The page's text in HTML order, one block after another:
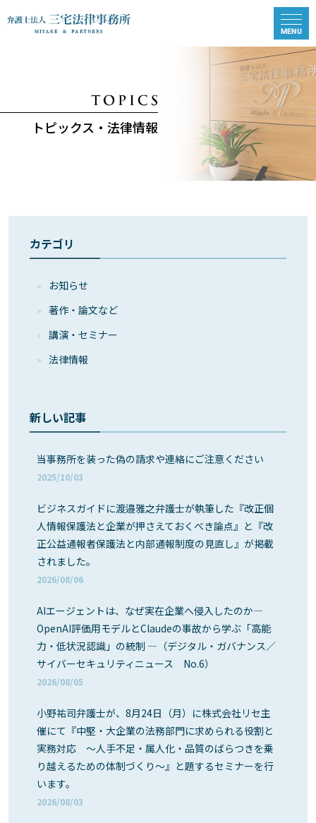
トピックス・法律情報
カテゴリ
お知らせ
著作・論⽂など
講演・セミナー
法律情報
新しい記事
当事務所を装った偽の請求や連絡にご注意ください
2025/10/03
ビジネスガイドに渡邉雅之弁護士が執筆した『改正個
人情報保護法と企業が押さえておくべき論点』と『改
正公益通報者保護法と内部通報制度の見直し』が掲載
されました。
2026/08/06
AIエージェントは、なぜ実在企業へ侵入したのか―
OpenAI評価用モデルとClaudeの事故から学ぶ「高能
力・低状況認識」の統制 ―（デジタル・ガバナンス／
サイバーセキュリティニュース No.6）
2026/08/05
小野祐司弁護士が、8月24日（月）に株式会社リセ主
催にて『中堅・大企業の法務部門に求められる役割と
実務対応 ～人手不足・属人化・品質のばらつきを乗
り越えるための体制づくり～』と題するセミナーを行
います。
2026/08/03